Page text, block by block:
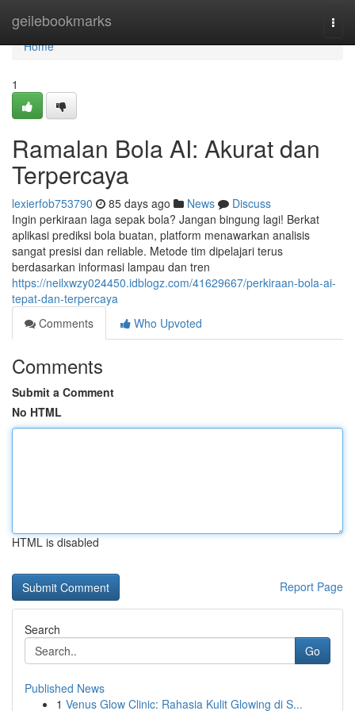
geilebookmarks
Home
Home
1
Ramalan Bola AI: Akurat dan
Terpercaya
lexierfob753790 85 days ago News
Discuss
Ingin perkiraan laga sepak bola? Jangan bingung lagi! Berkat
aplikasi prediksi bola buatan, platform menawarkan analisis
sangat presisi dan reliable. Metode tim dipelajari terus
berdasarkan informasi lampau dan tren
https://neilxwzy024450.idblogz.com/41629667/perkiraan-bola-ai-
tepat-dan-terpercaya
Comments
Who Upvoted
Comments
Submit a Comment
No HTML
HTML is disabled
Report Page
Search
Go
Published News
1 Venus Glow Clinic: Rahasia Kulit Glowing di S...